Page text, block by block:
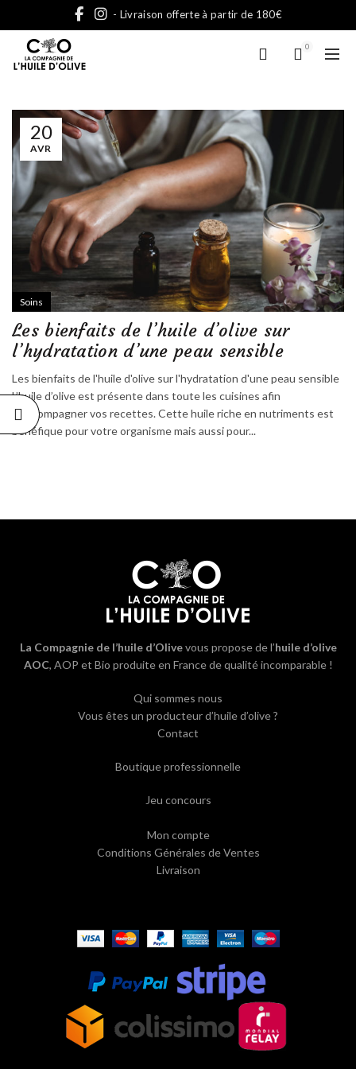
- Livraison offerte à partir de 180€
0
20
AVR
Soins
Les bienfaits de l’huile d’olive sur
l’hydratation d’une peau sensible
Les bienfaits de l'huile d'olive sur l'hydratation d'une peau sensible
L’huile d’olive est présente dans toute les cuisines afin
d’accompagner vos recettes. Cette huile riche en nutriments est
bénéfique pour votre organisme mais aussi pour...
La Compagnie de l’huile d’Olivevous propose de l’huile d’olive
AOC, AOP et Bio produite en France de qualité incomparable !
Qui sommes nous
Vous êtes un producteur d’huile d’olive ?
Contact
Boutique professionnelle
Jeu concours
Mon compte
Conditions Générales de Ventes
Livraison